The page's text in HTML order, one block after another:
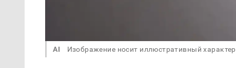
AI Изображение носит иллюстративный характер